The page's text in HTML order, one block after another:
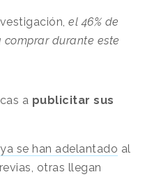
el 46% de
comprar durante este
a publicitar sus
ya se han adelantado al
, otras llegan